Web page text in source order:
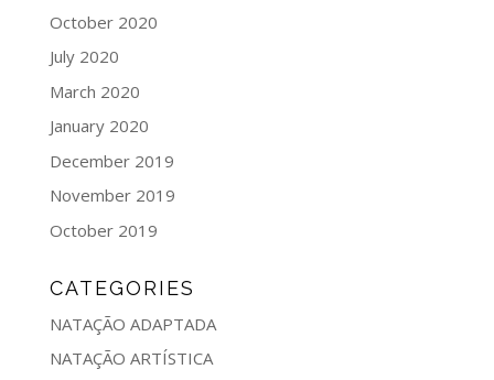
October 2020
July 2020
March 2020
January 2020
December 2019
November 2019
October 2019
CATEGORIES
NATAÇÃO ADAPTADA
NATAÇÃO ARTÍSTICA